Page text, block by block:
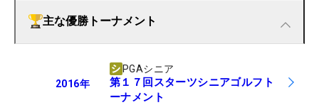
主な優勝トーナメント
2016年
PGAシニア
第１７回スターツシニアゴルフト
ーナメント